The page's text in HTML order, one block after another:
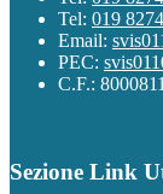
Tel: 019
Email:
PEC:
C.F.:
Sezione Link